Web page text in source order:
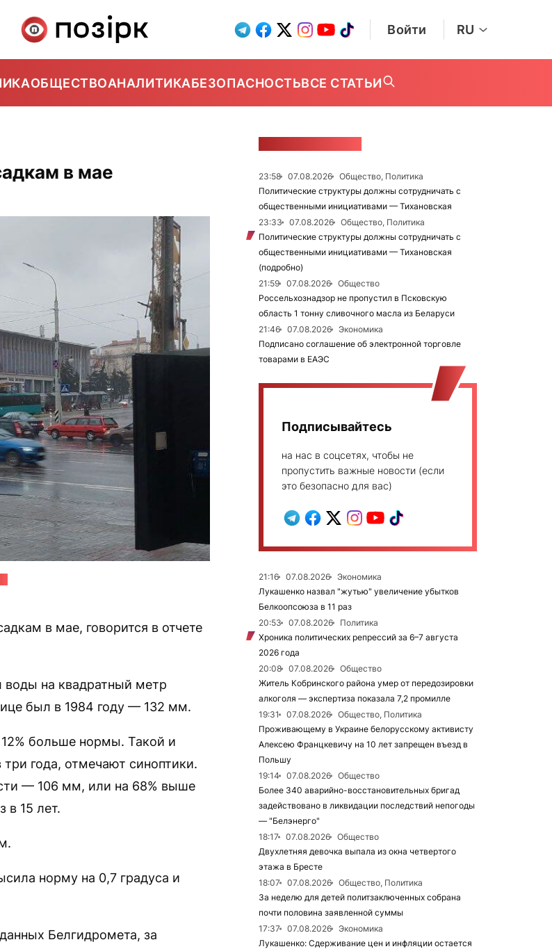
Войти RU
ОБЩЕСТВОАНАЛИТИКАБЕЗОПАСНОСТЬВСЕ СТАТЬИ
в мае
в мае, говорится в отчете
воды на квадратный метр
был в 1984 году — 132 мм.
больше нормы. Такой и
года, отмечают синоптики.
— 106 мм, или на 68% выше
в 15 лет.
норму на 0,7 градуса и
Белгидромета, за
23:58 07.08.2026
Общество, Политика
Политические структуры должны сотрудничать с
общественными инициативами — Тихановская
23:33
07.08.2026
Общество, Политика
Политические структуры должны сотрудничать с
общественными инициативами — Тихановская
(подробно)
21:59
07.08.2026
Общество
Россельхознадзор не пропустил в Псковскую
область 1 тонну сливочного масла из Беларуси
21:46
07.08.2026
Экономика
Подписано соглашение об электронной торговле
товарами в ЕАЭС
Подписывайтесь
на нас в соцсетях, чтобы не
пропустить важные новости (если
это безопасно для вас)
21:16 07.08.2026
Экономика
Лукашенко назвал "жутью" увеличение убытков
Белкоопсоюза в 11 раз
20:53
07.08.2026
Политика
Хроника политических репрессий за 6–7 августа
2026 года
20:08
07.08.2026
Общество
Житель Кобринского района умер от передозировки
алкоголя — экспертиза показала 7,2 промилле
19:31
07.08.2026
Общество, Политика
Проживающему в Украине белорусскому активисту
Алексею Францкевичу на 10 лет запрещен въезд в
Польшу
19:14
07.08.2026
Общество
Более 340 аварийно-восстановительных бригад
задействовано в ликвидации последствий непогоды
— "Белэнерго"
18:17
07.08.2026
Общество
Двухлетняя девочка выпала из окна четвертого
этажа в Бресте
18:07
07.08.2026
Общество, Политика
За неделю для детей политзаключенных собрана
почти половина заявленной суммы
17:37
07.08.2026
Экономика
Лукашенко: Сдерживание цен и инфляции остается